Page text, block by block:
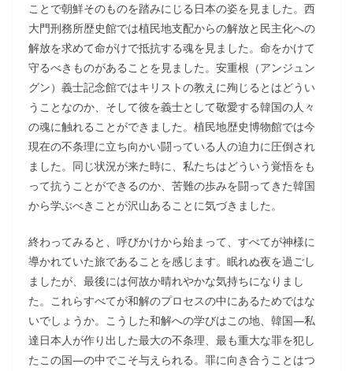
ことで朝鮮そのものを踏みにじる日本の姿を見ました。西
大門刑務所歴史館では植民地支配からの解放と民主化への
解放を求めて命がけで抵抗する魂を見ました。命をかけて
守るべきものがあることを見ました。安重根（アンジュン
グン）義士記念館ではキリストの教えに殉じるとはどうい
うことなのか、そして彼を義士として敬愛する韓国の人々
の魂に触れることができました。植民地歴史博物館では今
現在の不条理に立ち向かい闘っている人の迫力に圧倒され
ました。同じ状況が来た時に、私たちはどういう覚悟をも
って抗うことができるのか、苦難の歩みを闘ってきた韓国
から学ぶべきことが沢山あることに気づきました。
終わってみると、呼びかけから始まって、すべてが神様に
導かれていた旅であることを感じます。眠れぬ夜を過ごし
ましたが、最後には何故か晴れやかな気持ちになりまし
た。これらすべてが和解のプロセスの中にあるためではな
いでしょうか。こうした和解への学びはこの地、韓国―私
達日本人が作り出した最大の不条理、最も重大な罪を犯し
たこの国―の中でこそ与えられる。罪に向き合うことはつ